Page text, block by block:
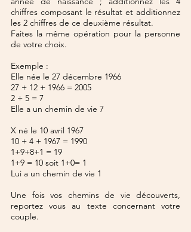
chiffres composant le résultat et additionnez
les 2 chiffres de ce deuxième résultat.
Faites la même opération pour la personne
de votre choix.
Exemple :
Elle née le 27 décembre 1966
27 + 12 + 1966 = 2005
2 + 5 = 7
Elle a un chemin de vie 7
X né le 10 avril 1967
10 + 4 + 1967 = 1990
1+9+8+1 = 19
1+9 = 10 soit 1+0= 1
Lui a un chemin de vie 1
Une fois vos chemins de vie découverts,
reportez vous au texte concernant votre
couple.